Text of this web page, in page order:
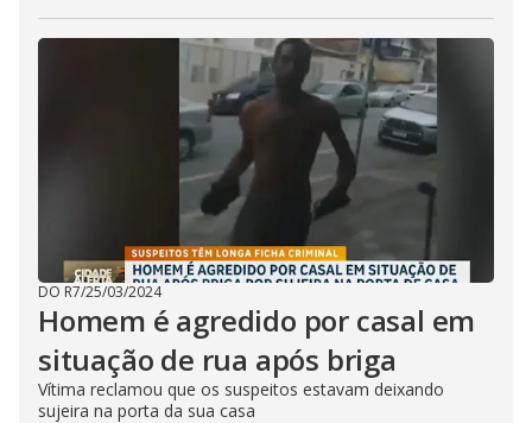
DO R7/25/03/2024
Homem é agredido por casal em
situação de rua após briga
Vítima reclamou que os suspeitos estavam deixando
sujeira na porta da sua casa